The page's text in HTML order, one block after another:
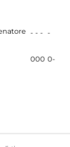
- - - -
000 0-